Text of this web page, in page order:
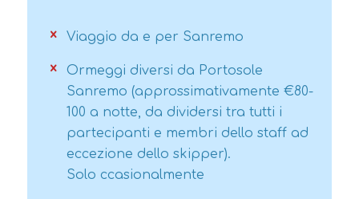
Viaggio da e per Sanremo
Ormeggi diversi da Portosole
Sanremo (approssimativamente €80-
100 a notte, da dividersi tra tutti i
partecipanti e membri dello staff ad
eccezione dello skipper).
Solo ccasionalmente